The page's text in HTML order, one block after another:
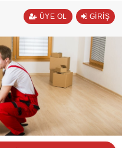
ÜYE OL GİRİŞ